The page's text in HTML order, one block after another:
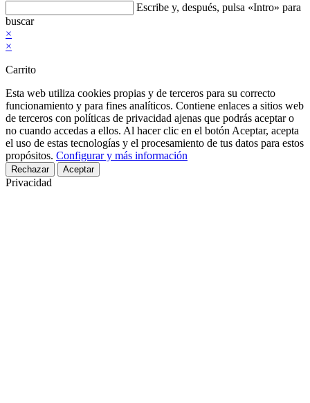
en
esta
web
Escribe y, después, pulsa «Intro» para
buscar
×
×
Carrito
Esta web utiliza cookies propias y de terceros para su correcto
funcionamiento y para fines analíticos. Contiene enlaces a sitios web
de terceros con políticas de privacidad ajenas que podrás aceptar o
no cuando accedas a ellos. Al hacer clic en el botón Aceptar, acepta
el uso de estas tecnologías y el procesamiento de tus datos para estos
propósitos. Configurar y más información
Rechazar Aceptar
Privacidad